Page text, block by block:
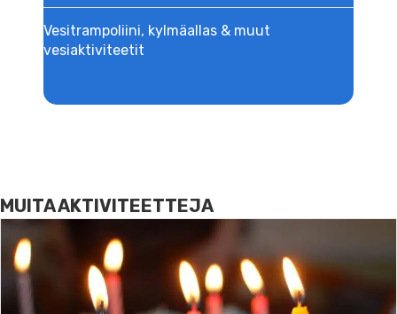
Vesitrampoliini, kylmäallas & muut
vesiaktiviteetit
MUITA AKTIVITEETTEJA